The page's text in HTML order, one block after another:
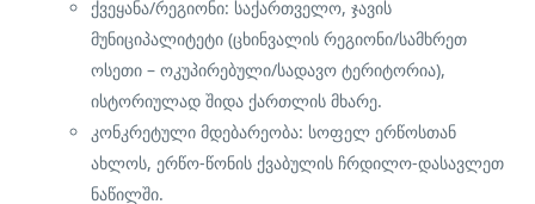
ქვეყანა/რეგიონი: საქართველო, ჯავის
მუნიციპალიტეტი (ცხინვალის რეგიონი/სამხრეთ
ოსეთი – ოკუპირებული/სადავო ტერიტორია),
ისტორიულად შიდა ქართლის მხარე.
კონკრეტული მდებარეობა: სოფელ ერწოსთან
ახლოს, ერწო-წონის ქვაბულის ჩრდილო-დასავლეთ
ნაწილში.